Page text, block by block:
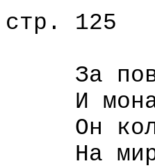
стр. 125
За
И
Он
На мир